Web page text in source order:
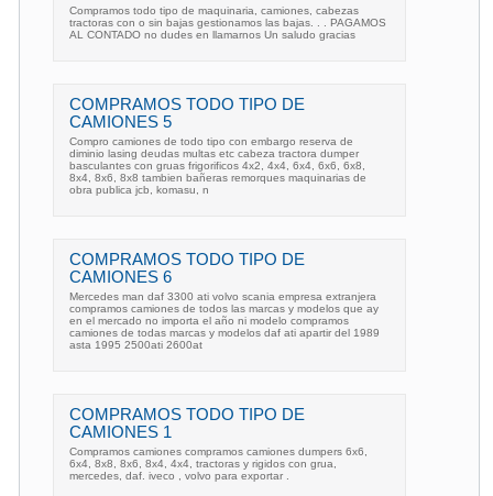
Compramos todo tipo de maquinaria, camiones, cabezas
tractoras con o sin bajas gestionamos las bajas. . . PAGAMOS
AL CONTADO no dudes en llamarnos Un saludo gracias
COMPRAMOS TODO TIPO DE
CAMIONES 5
Compro camiones de todo tipo con embargo reserva de
diminio lasing deudas multas etc cabeza tractora dumper
basculantes con gruas frigorificos 4x2, 4x4, 6x4, 6x6, 6x8,
8x4, 8x6, 8x8 tambien bañeras remorques maquinarias de
obra publica jcb, komasu, n
COMPRAMOS TODO TIPO DE
CAMIONES 6
Mercedes man daf 3300 ati volvo scania empresa extranjera
compramos camiones de todos las marcas y modelos que ay
en el mercado no importa el año ni modelo compramos
camiones de todas marcas y modelos daf ati apartir del 1989
asta 1995 2500ati 2600at
COMPRAMOS TODO TIPO DE
CAMIONES 1
Compramos camiones compramos camiones dumpers 6x6,
6x4, 8x8, 8x6, 8x4, 4x4, tractoras y rigidos con grua,
mercedes, daf. iveco , volvo para exportar .